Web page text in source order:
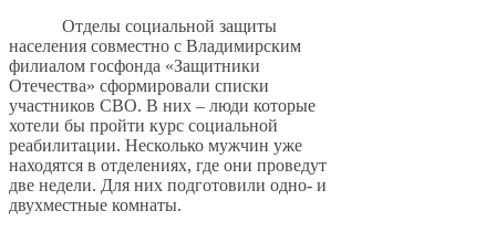
Отделы социальной защиты
населения совместно с Владимирским
филиалом госфонда «Защитники
Отечества» сформировали списки
участников СВО. В них – люди которые
хотели бы пройти курс социальной
реабилитации. Несколько мужчин уже
находятся в отделениях, где они проведут
две недели. Для них подготовили одно- и
двухместные комнаты.